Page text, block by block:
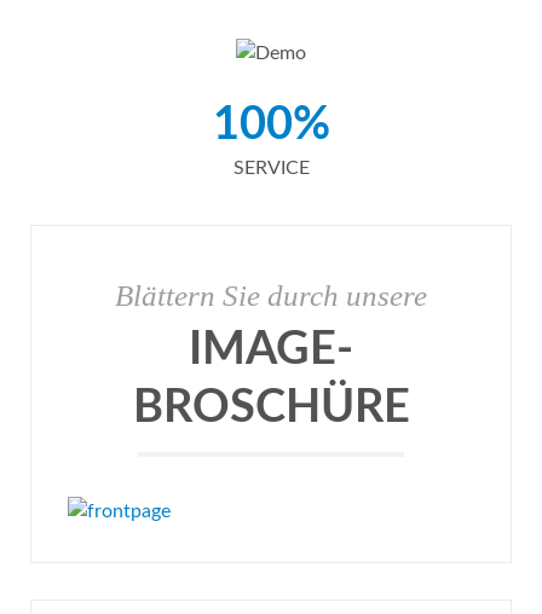
100%
SERVICE
Blättern Sie durch unsere
IMAGE-
BROSCHÜRE